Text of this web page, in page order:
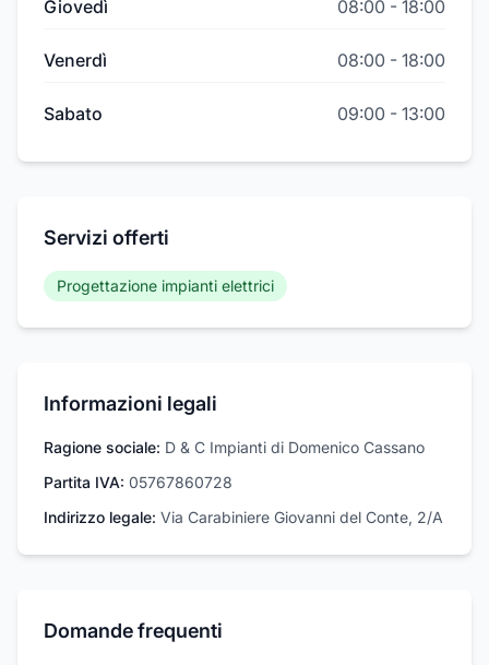
Giovedì 08:00 - 18:00
Venerdì 08:00 - 18:00
Sabato 09:00 - 13:00
Servizi offerti
Progettazione impianti elettrici
Informazioni legali
Ragione sociale: D & C Impianti di Domenico Cassano
Partita IVA: 05767860728
Indirizzo legale: Via Carabiniere Giovanni del Conte, 2/A
Domande frequenti